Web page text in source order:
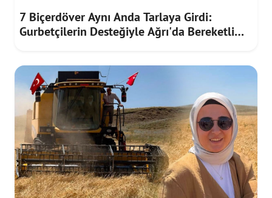
7 Biçerdöver Aynı Anda Tarlaya Girdi:
Gurbetçilerin Desteğiyle Ağrı'da Bereketli